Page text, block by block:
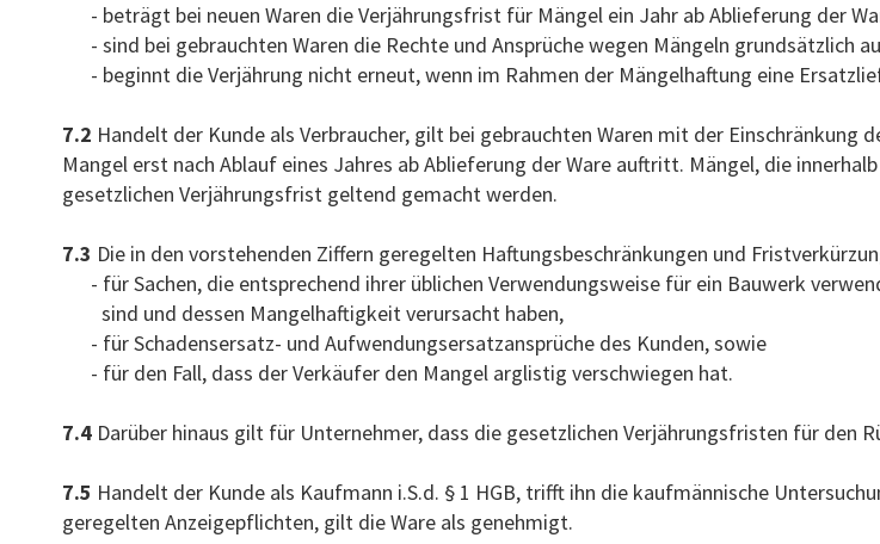
- beträgt bei neuen Waren die Verjährungsfrist für Mängel ein Jahr ab Ablieferung der
- sind bei gebrauchten Waren die Rechte und Ansprüche wegen Mängeln grundsätzlich
- beginnt die Verjährung nicht erneut, wenn im Rahmen der Mängelhaftung eine
7.2 Handelt der Kunde als Verbraucher, gilt bei gebrauchten Waren mit der Einschränkung
Mangel erst nach Ablauf eines Jahres ab Ablieferung der Ware auftritt. Mängel, die
gesetzlichen Verjährungsfrist geltend gemacht werden.
7.3 Die in den vorstehenden Ziffern geregelten Haftungsbeschränkungen und
- für Sachen, die entsprechend ihrer üblichen Verwendungsweise für ein Bauwerk
sind und dessen Mangelhaftigkeit verursacht haben,
- für Schadensersatz- und Aufwendungsersatzansprüche des Kunden, sowie
- für den Fall, dass der Verkäufer den Mangel arglistig verschwiegen hat.
7.4 Darüber hinaus gilt für Unternehmer, dass die gesetzlichen Verjährungsfristen für den
7.5 Handelt der Kunde als Kaufmann i.S.d. § 1 HGB, trifft ihn die kaufmännische
geregelten Anzeigepflichten, gilt die Ware als genehmigt.